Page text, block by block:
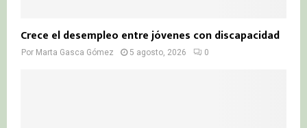
Crece el desempleo entre jóvenes con discapacidad
Por Marta Gasca Gómez 5 agosto, 2026 0